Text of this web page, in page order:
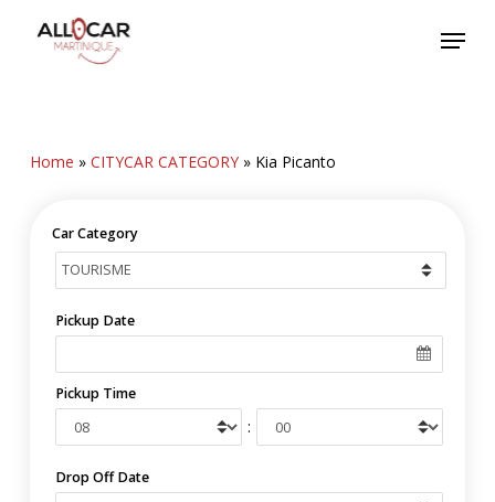
Menu
Home » CITYCAR CATEGORY» Kia Picanto
Car Category
Pickup Date
Pickup Time
:
Drop Off Date